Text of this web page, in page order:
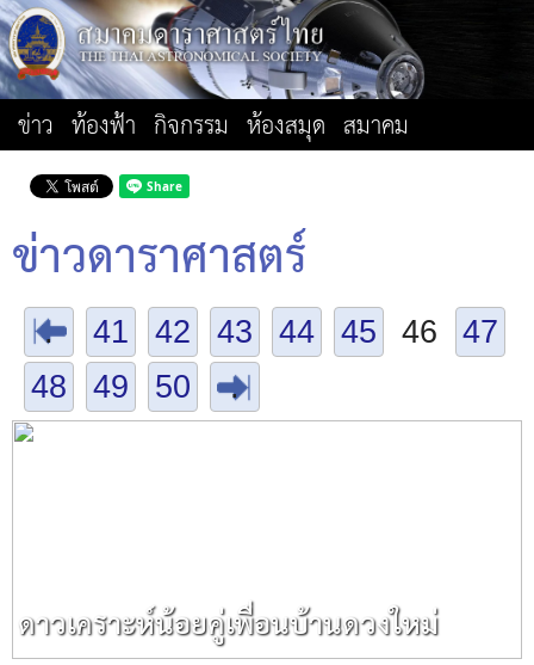
ข่าว ท้องฟ้า กิจกรรม ห้องสมุด สมาคม
ข่าวดาราศาสตร์
. 41 42 43 44 45 46
47
48
49 50 .
ดาวเคราะห์น้อยคู่เพื่อนบ้านดวงใหม่